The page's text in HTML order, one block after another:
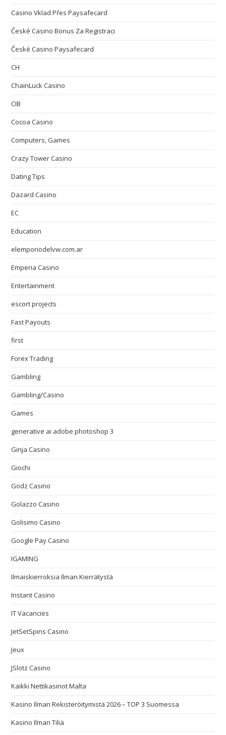
Casino Vklad Přes Paysafecard
České Casino Bonus Za Registraci
České Casino Paysafecard
CH
ChainLuck Casino
CIB
Cocoa Casino
Computers, Games
Crazy Tower Сasino
Dating Tips
Dazard Casino
EC
Education
elemporiodelvw.com.ar
Emperia Casino
Entertainment
escort projects
Fast Payouts
first
Forex Trading
Gambling
Gambling/Casino
Games
generative ai adobe photoshop 3
Ginja Casino
Giochi
Godz Casino
Golazzo Casino
Golisimo Casino
Google Pay Casino
IGAMING
Ilmaiskierroksia Ilman Kierrätystä
Instant Casino
IT Vacancies
JetSetSpins Casino
Jeux
JSlotz Casino
Kaikki Nettikasinot Malta
Kasino Ilman Rekisteröitymistä 2026 – TOP 3 Suomessa
Kasino Ilman Tiliä